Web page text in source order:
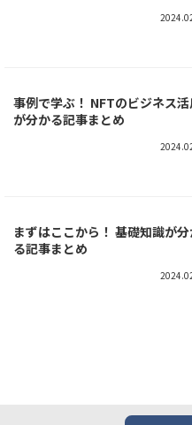
事例で学ぶ！ NFTのビジネス活
が分かる記事まとめ
まずはここから！ 基礎知識が
る記事まとめ